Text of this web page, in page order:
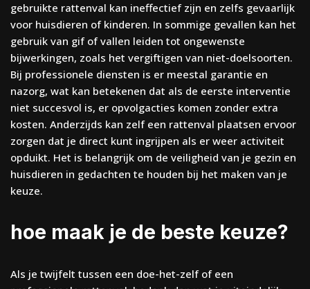
gebruikte rattenval kan ineffectief zijn en zelfs gevaarlijk
voor huisdieren of kinderen. In sommige gevallen kan het
gebruik van gif of vallen leiden tot ongewenste
bijwerkingen, zoals het vergiftigen van niet-doelsoorten.
Bij professionele diensten is er meestal garantie en
nazorg, wat kan betekenen dat als de eerste interventie
niet succesvol is, er opvolgacties komen zonder extra
kosten. Anderzijds kan zelf een rattenval plaatsen ervoor
zorgen dat je direct kunt ingrijpen als er weer activiteit
opduikt. Het is belangrijk om de veiligheid van je gezin en
huisdieren in gedachten te houden bij het maken van je
keuze.
hoe maak je de beste keuze?
Als je twijfelt tussen een doe-het-zelf of een